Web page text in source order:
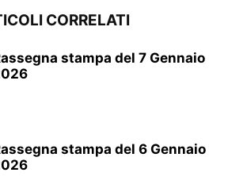
CORRELATI
stampa del 7 Gennaio
stampa del 6 Gennaio